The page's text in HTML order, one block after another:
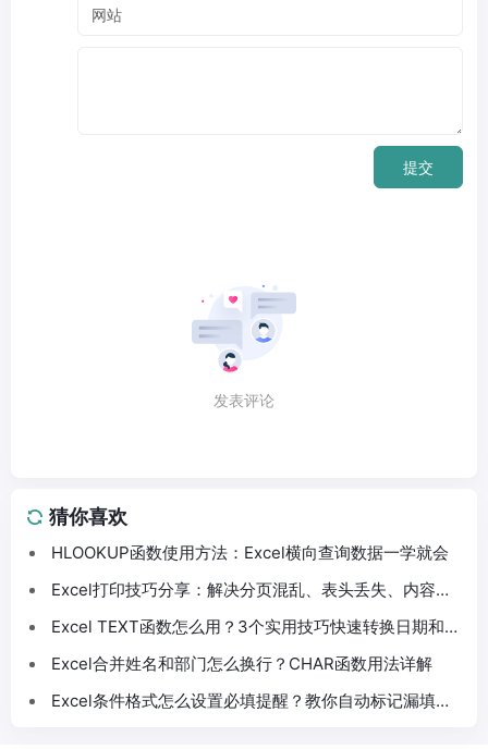
提交
发表评论
猜你喜欢
HLOOKUP函数使用方法：Excel横向查询数据一学就会
Excel打印技巧分享：解决分页混乱、表头丢失、内容截
Excel TEXT函数怎么用？3个实用技巧快速转换日期和数
Excel合并姓名和部门怎么换行？CHAR函数用法详解
Excel条件格式怎么设置必填提醒？教你自动标记漏填数